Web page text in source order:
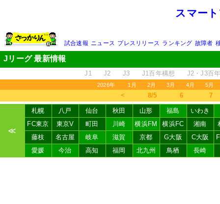
スマー
試合速報 ニュース プレスリリース ランキング 故障者
Jリーグ 最新情報
J1 J2 J3 J1百年構想 J2・J3百
2026年 1月 2月 3月 4月 5月
＜ 8/5 6 7
≪
札幌 八戸 仙台 秋田 山形 福島
いわき
FC東京
東京V 町田 川崎 横浜FM 横浜FC 湘南
藤枝
名古屋 岐阜 滋賀 京都 G大阪 C大阪
愛媛
今治 高知 福岡 北九州 鳥栖 長崎